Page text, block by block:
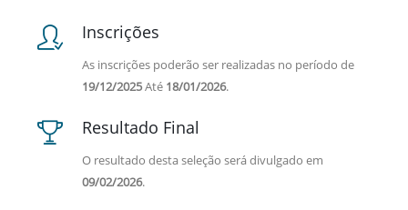
Inscrições
As inscrições poderão ser realizadas no período de
19/12/2025Até 18/01/2026.
Resultado Final
O resultado desta seleção será divulgado em
09/02/2026.